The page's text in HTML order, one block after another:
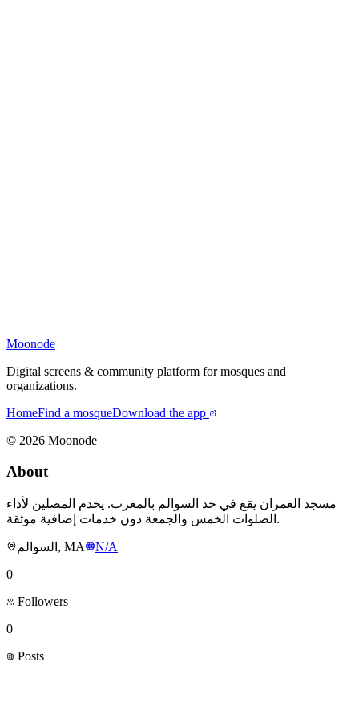
Moonode
Digital screens & community platform for mosques and
organizations.
HomeFind a mosqueDownload the app
© 2026 Moonode
About
مسجد العمران يقع في حد السوالم بالمغرب. يخدم المصلين لأداء
الصلوات الخمس والجمعة دون خدمات إضافية موثقة.
السوالم, MA
N/A
0
Followers
0
Posts